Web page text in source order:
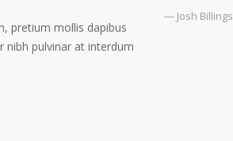
pretium mollis dapibus
nibh pulvinar at interdum
— Josh Billings